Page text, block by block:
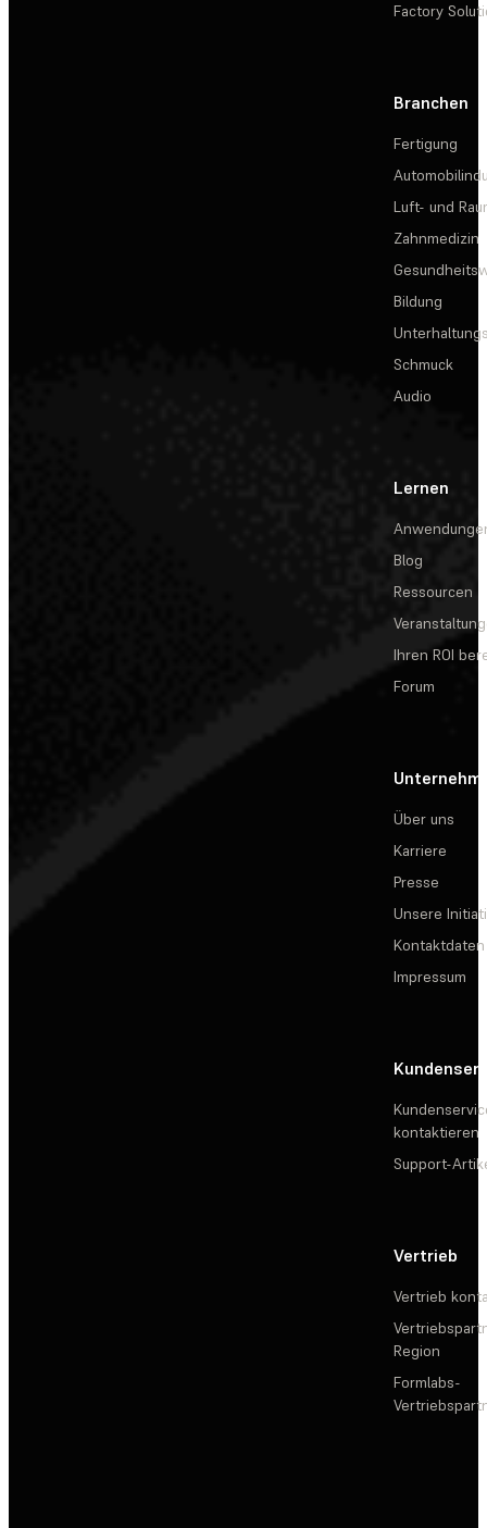
Factory
Branchen
Fertigung
Luft- und
Zahnmedizin
Bildung
Schmuck
Audio
Lernen
Blog
Ressourcen
Ihren ROI
Forum
Über uns
Karriere
Presse
Unsere
Kontaktdaten
Impressum
kontaktieren
Support-
Vertrieb
Vertrieb
Region
Formlabs-